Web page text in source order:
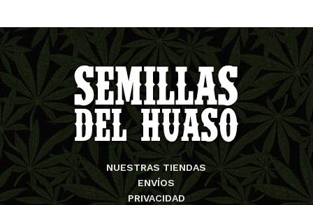
NUESTRAS TIENDAS
ENVÍOS
PRIVACIDAD